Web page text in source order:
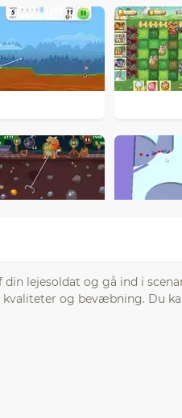
lejesoldat og gå ind i
og bevæbning. Du